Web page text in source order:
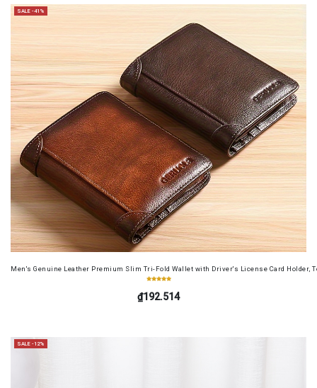
SALE -41%
Men's Genuine Leather Premium Slim Tri-Fold Wallet with Driver's License Card Holder,
₫192.514
SALE -12%